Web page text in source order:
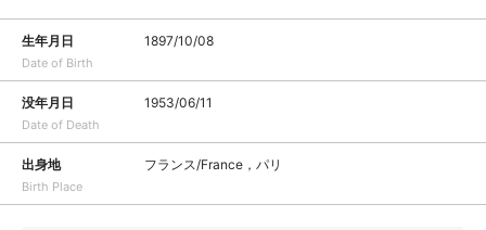
生年月日
Date of Birth
1897/10/08
没年月日
Date of Death
1953/06/11
出身地
Birth Place
フランス/France，パリ